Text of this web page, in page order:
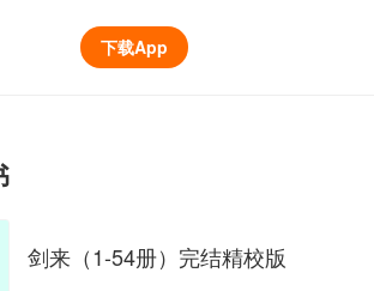
下载App
剑来（1-54册）完结精校版